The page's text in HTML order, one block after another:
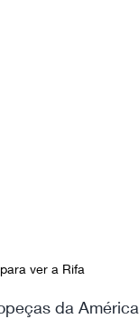
ver a Rifa
da